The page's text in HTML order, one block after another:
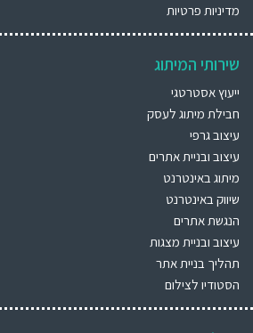
מדיניות פרטיות
שירותי המיתוג
ייעוץ אסטרטגי
חבילת מיתוג לעסק
עיצוב גרפי
עיצוב ובניית אתרים
מיתוג באינטרנט
שיווק באינטרנט
הנגשת אתרים
עיצוב ובניית מצגות
תהליך בניית אתר
הסטודיו לצילום